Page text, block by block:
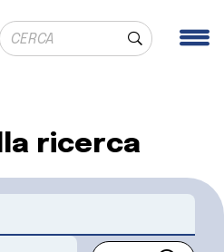
Ricerca globale
Cerca
ricerca